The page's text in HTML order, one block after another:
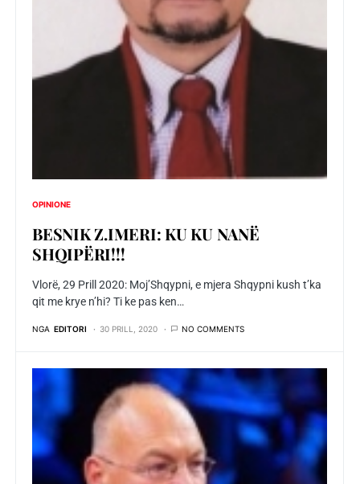
OPINIONE
BESNIK Z.IMERI: KU KU NANË
SHQIPËRI!!!
Vlorë, 29 Prill 2020: Moj’Shqypni, e mjera Shqypni kush t’ka
qit me krye n’hi? Ti ke pas ken…
NGA EDITORI 30 PRILL, 2020 NO COMMENTS